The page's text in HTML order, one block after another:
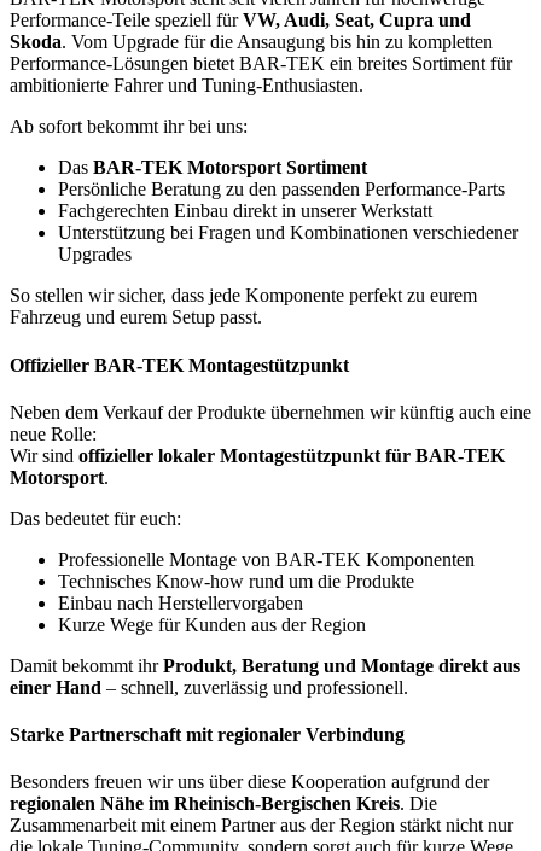
Performance-Teile speziell fürVW, Audi, Seat, Cupra und
Skoda. Vom Upgrade für die Ansaugung bis hin zu kompletten
Performance-Lösungen bietet BAR-TEK ein breites Sortiment für
ambitionierte Fahrer und Tuning-Enthusiasten.
Ab sofort bekommt ihr bei uns:
Das BAR-TEK Motorsport Sortiment
Persönliche Beratung zu den passenden Performance-Parts
Fachgerechten Einbau direkt in unserer Werkstatt
Unterstützung bei Fragen und Kombinationen verschiedener
Upgrades
So stellen wir sicher, dass jede Komponente perfekt zu eurem
Fahrzeug und eurem Setup passt.
Offizieller BAR-TEK Montagestützpunkt
Neben dem Verkauf der Produkte übernehmen wir künftig auch eine
neue Rolle:
Wir sind offizieller lokaler Montagestützpunkt für BAR-TEK
Motorsport.
Das bedeutet für euch:
Professionelle Montage von BAR-TEK Komponenten
Technisches Know-how rund um die Produkte
Einbau nach Herstellervorgaben
Kurze Wege für Kunden aus der Region
Damit bekommt ihrProdukt, Beratung und Montage direkt aus
einer Hand – schnell, zuverlässig und professionell.
Starke Partnerschaft mit regionaler Verbindung
Besonders freuen wir uns über diese Kooperation aufgrund der
regionalen Nähe im Rheinisch-Bergischen Kreis. Die
Zusammenarbeit mit einem Partner aus der Region stärkt nicht nur